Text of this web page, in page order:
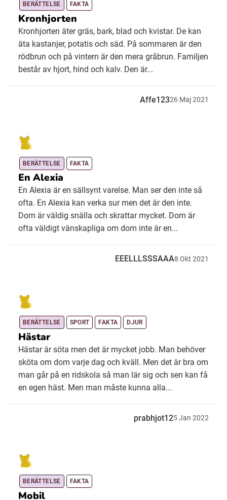
BERÄTTELSE FAKTA
Kronhjorten
Kronhjorten äter gräs, bark, blad och kvistar. De kan
äta kastanjer, potatis och säd. På sommaren är den
rödbrun och på vintern är den mera gråbrun. Familjen
består av hjort, hind och kalv. Den är...
Affe12326 Maj2021
BERÄTTELSE FAKTA
En Alexia
En Alexia är en sällsynt varelse. Man ser den inte så
ofta. En Alexia kan verka sur men det är den inte.
Dom är väldig snälla och skrattar mycket. Dom är
ofta väldigt vänskapliga om dom inte är en...
EEELLLSSSAAA8 Okt 2021
BERÄTTELSE SPORT FAKTA DJUR
Hästar
Hästar är söta men det är mycket jobb. Man behöver
sköta om dom varje dag och kväll. Men det är bra om
man går på en ridskola så man lär sig och sen kan få
en egen häst. Men man måste kunna alla...
prabhjot125Jan 2022
BERÄTTELSE FAKTA
Mobil